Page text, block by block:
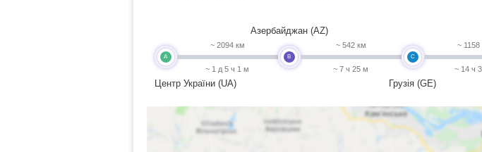
A
Центр України (UA)
~ 2094 км
~ 1 д 5 ч 1 м
B
Азербайджан (AZ)
~ 542 км
~ 7 ч 25 м
C
Грузія (GE)
~ 1158
~ 14 ч